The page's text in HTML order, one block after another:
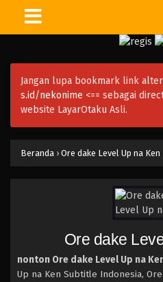
Jangan lupa bookmark link
s.id/nekonime <== sebagai
website LayarOtaku Asli.
Beranda › Ore dake Level Up na Ken
Ore dake
nonton Ore dake Level Up na
Up na Ken Subtitle Indonesia,